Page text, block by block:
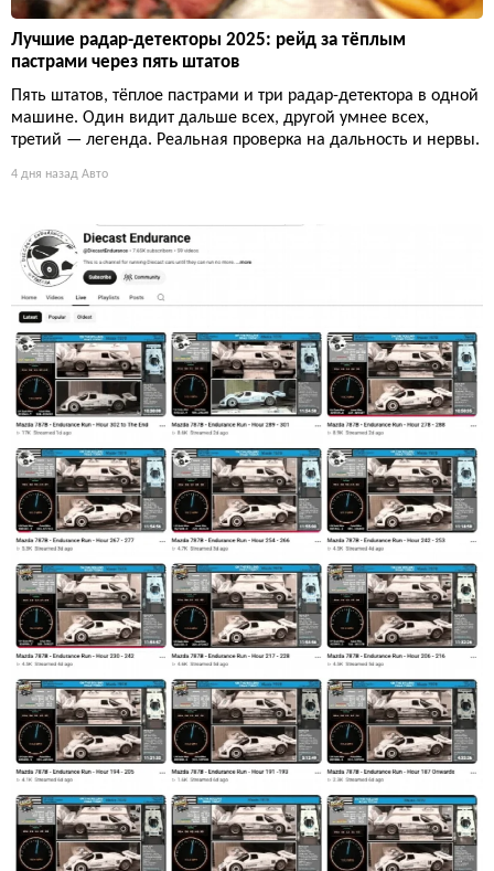
Лучшие радар-детекторы 2025: рейд за тёплым
пастрами через пять штатов
Пять штатов, тёплое пастрами и три радар-детектора в одной
машине. Один видит дальше всех, другой умнее всех,
третий — легенда. Реальная проверка на дальность и нервы.
4 дня назад Авто